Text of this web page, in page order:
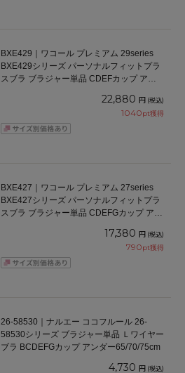
BXE429｜ワコール プレミアム 29series
BXE429シリーズ パーソナルフィットプラ
スブラ ブラジャー単品 CDEFカップ アン
22,880 円 (税込)
1040pt獲得
BXE427｜ワコール プレミアム 27series
BXE427シリーズ パーソナルフィットプラ
スブラ ブラジャー単品 CDEFGカップ アン
17,380 円 (税込)
790pt獲得
26-58530｜ナルエー ココフルール 26-
58530シリーズ ブラジャー単品 Ｌワイヤー
ブラ BCDEFGカップ アンダー65/70/75cm
4,730 円 (税込)